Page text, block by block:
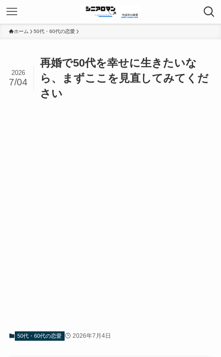
ホーム 50代・60代の恋愛
再婚で50代を幸せに生きたいな
ら、まずここを見直してみてくだ
さい
2026
7/04
50代・60代の恋愛 2026年7月4日